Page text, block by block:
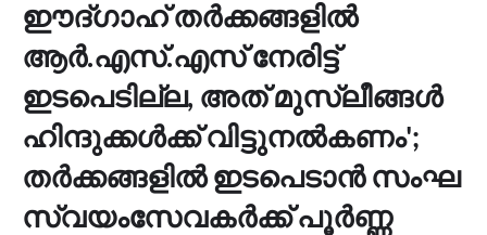
ഈദ്​ഗാഹ് തർക്കങ്ങളിൽ
ആർ.എസ്.എസ് നേരിട്ട്
ഇടപെടില്ല, അത് മുസ്ലീങ്ങൾ
ഹിന്ദുക്കൾക്ക് വിട്ടുനൽകണം';
തർക്കങ്ങളിൽ ഇടപെടാൻ സംഘ
സ്വയംസേവകർക്ക് പൂർണ്ണ